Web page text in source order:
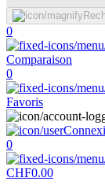
0
Comparaison
0
Favoris
0
CHF0.00